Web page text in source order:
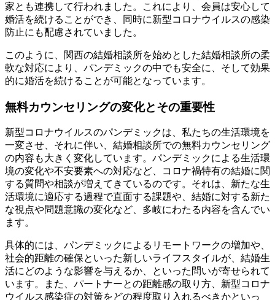
家とも連携して行われました。これにより、会員は安心して
婚活を続けることができ、同時に新型コロナウイルスの感染
防止にも配慮されていました。
このように、関西の結婚相談所を始めとした結婚相談所の柔
軟な対応により、パンデミックの中でも安全に、そして効果
的に婚活を続けることが可能となっています。
無料カウンセリングの変化とその重要性
新型コロナウイルスのパンデミックは、私たちの生活環境を
一変させ、それに伴い、結婚相談所での無料カウンセリング
の内容も大きく変化しています。パンデミックによる生活環
境の変化や不安要素への対応など、コロナ禍特有の結婚に関
する質問や相談が増えてきているのです。それは、新たな生
活環境に適応する過程で直面する課題や、結婚に対する新た
な視点や問題意識の変化など、多岐にわたる内容を含んでい
ます。
具体的には、パンデミックによるリモートワークの増加や、
社会的距離の確保といった新しいライフスタイルが、結婚生
活にどのような影響を与えるか、といった問いが寄せられて
います。また、パートナーとの距離感の取り方、新型コロナ
ウイルス感染症の対策をどの程度取り入れるべきかといっ